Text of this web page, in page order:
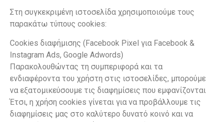
Στη συγκεκριμένη ιστοσελίδα χρησιμοποιούμε τους
παρακάτω τύπους cookies:
Cookies διαφήμισης (Facebook Pixel για Facebook &
Instagram Ads, Google Adwords)
Παρακολουθώντας τη συμπεριφορά και τα
ενδιαφέροντα του χρήστη στις ιστοσελίδες, μπορούμε
να εξατομικεύσουμε τις διαφημίσεις που εμφανίζονται
Έτσι, η χρήση cookies γίνεται για να προβάλλουμε τις
διαφημίσεις μας στο καλύτερο δυνατό κοινό και να